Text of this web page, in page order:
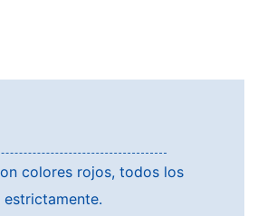
colores rojos, todos los